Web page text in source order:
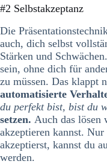
#2 Selbstakzeptanz
Die
auch, dich selbst
Stärken und
sein, ohne dich für
zu müssen. Das klappt
automatisierte
du perfekt bist, bist du
setzen. Auch das lösen
akzeptieren kannst.
akzeptierst, kannst du
werden.